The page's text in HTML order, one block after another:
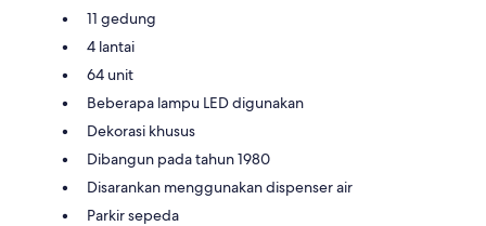
11 gedung
4 lantai
64 unit
Beberapa lampu LED digunakan
Dekorasi khusus
Dibangun pada tahun 1980
Disarankan menggunakan dispenser air
Parkir sepeda